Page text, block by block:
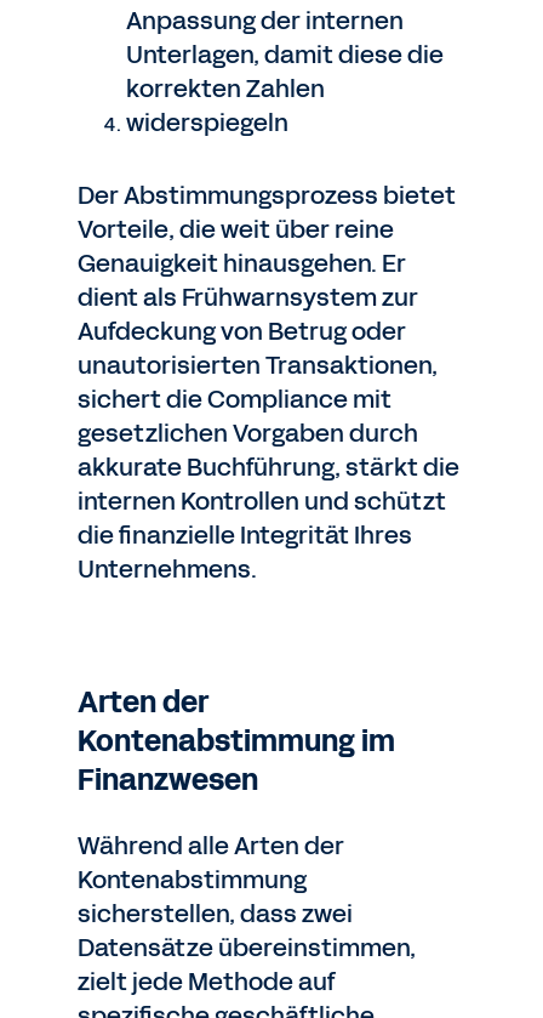
Anpassung der internen
Unterlagen, damit diese die
korrekten Zahlen
widerspiegeln
Der Abstimmungsprozess bietet
Vorteile, die weit über reine
Genauigkeit hinausgehen. Er
dient als Frühwarnsystem zur
Aufdeckung von Betrug oder
unautorisierten Transaktionen,
sichert die Compliance mit
gesetzlichen Vorgaben durch
akkurate Buchführung, stärkt die
internen Kontrollen und schützt
die finanzielle Integrität Ihres
Unternehmens.
Arten der
Kontenabstimmung im
Finanzwesen
Während alle Arten der
Kontenabstimmung
sicherstellen, dass zwei
Datensätze übereinstimmen,
zielt jede Methode auf